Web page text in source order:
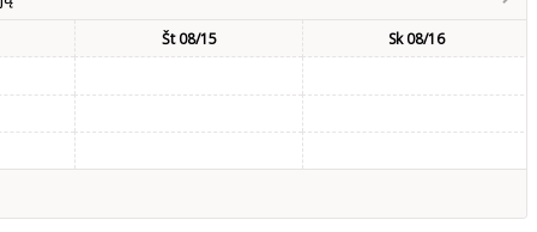
Št 08/15 Sk 08/16